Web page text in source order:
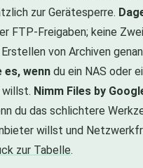
zur Gerätesperre.
FTP-Freigaben; keine
von Archiven
es, wenn du ein NAS oder
willst. Nimm Files by
du das schlichtere
willst und
zur Tabelle.